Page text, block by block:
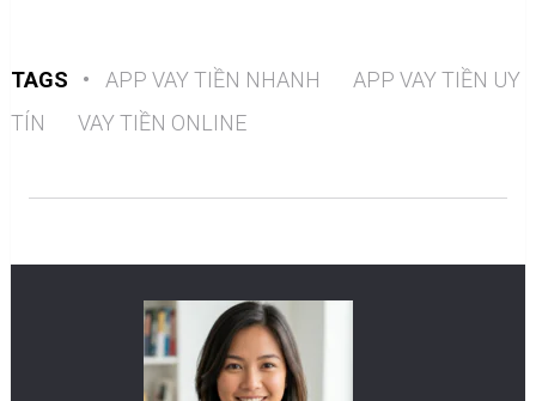
TAGS • APP VAY TIỀN NHANH
APP VAY TIỀN UY
TÍN
VAY TIỀN ONLINE